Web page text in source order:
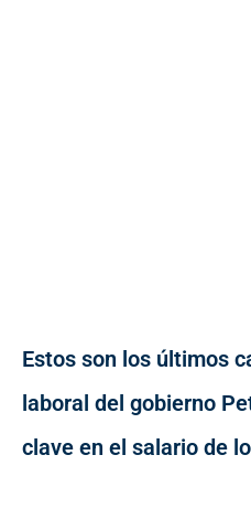
Estos son los últimos
laboral del gobierno
clave en el salario de